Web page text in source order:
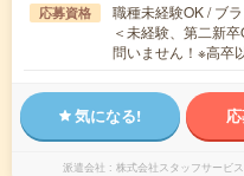
応募資格
職種未経験OK / ブ
＜未経験、第二新
問いません！※高
気になる!
派遣会社 株式会社スタッフサービ